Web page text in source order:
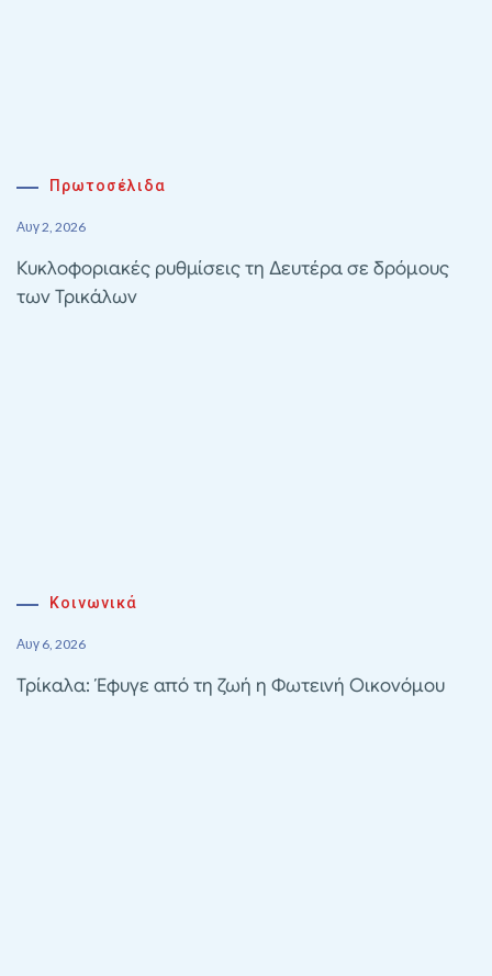
Πρωτοσέλιδα
Αυγ 2, 2026
Κυκλοφοριακές ρυθμίσεις τη Δευτέρα σε δρόμους
των Τρικάλων
Κοινωνικά
Αυγ 6, 2026
Τρίκαλα: Έφυγε από τη ζωή η Φωτεινή Οικονόμου